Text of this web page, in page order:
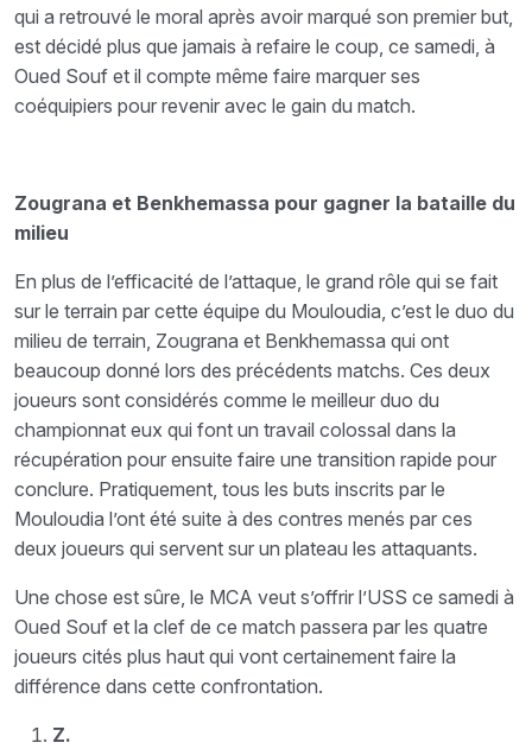
qui a retrouvé le moral après avoir marqué son premier but,
est décidé plus que jamais à refaire le coup, ce samedi, à
Oued Souf et il compte même faire marquer ses
coéquipiers pour revenir avec le gain du match.
Zougrana et Benkhemassa pour gagner la bataille du
milieu
En plus de l’efficacité de l’attaque, le grand rôle qui se fait
sur le terrain par cette équipe du Mouloudia, c’est le duo du
milieu de terrain, Zougrana et Benkhemassa qui ont
beaucoup donné lors des précédents matchs. Ces deux
joueurs sont considérés comme le meilleur duo du
championnat eux qui font un travail colossal dans la
récupération pour ensuite faire une transition rapide pour
conclure. Pratiquement, tous les buts inscrits par le
Mouloudia l’ont été suite à des contres menés par ces
deux joueurs qui servent sur un plateau les attaquants.
Une chose est sûre, le MCA veut s’offrir l’USS ce samedi à
Oued Souf et la clef de ce match passera par les quatre
joueurs cités plus haut qui vont certainement faire la
différence dans cette confrontation.
Z.